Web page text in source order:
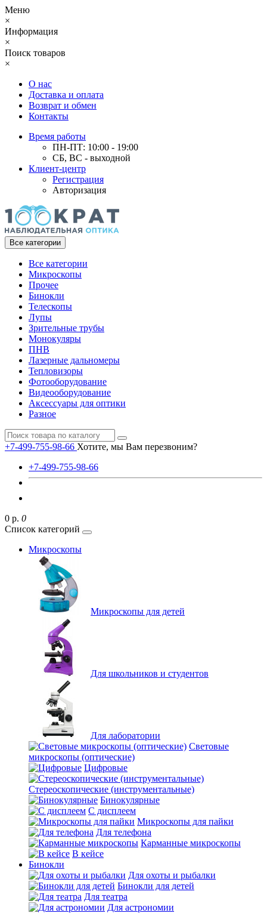
Меню
×
Информация
×
Поиск товаров
×
О нас
Доставка и оплата
Возврат и обмен
Контакты
Время работы
ПН-ПТ: 10:00 - 19:00
СБ, ВС - выходной
Клиент-центр
Регистрация
Авторизация
Все категории
Все категории
Микроскопы
Прочее
Бинокли
Телескопы
Лупы
Зрительные трубы
Монокуляры
ПНВ
Лазерные дальномеры
Тепловизоры
Фотооборудование
Видеооборудование
Аксессуары для оптики
Разное
+7-499-755-98-66 Хотите, мы Вам перезвоним?
+7-499-755-98-66
0 р. 0
Список категорий
Микроскопы
Микроскопы для детей
Для школьников и студентов
Для лаборатории
Световые
микроскопы (оптические)
Цифровые
Стереоскопические (инструментальные)
Бинокулярные
С дисплеем
Микроскопы для пайки
Для телефона
Карманные микроскопы
В кейсе
Бинокли
Для охоты и рыбалки
Бинокли для детей
Для театра
Для астрономии